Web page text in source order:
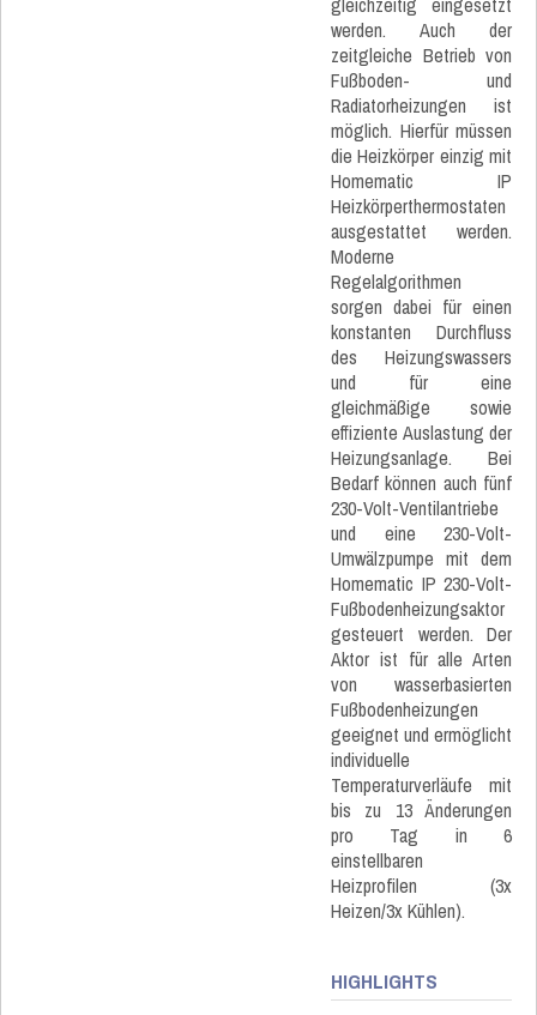
werden. Auch der
zeitgleiche Betrieb von
Fußboden- und
Radiatorheizungen ist
möglich. Hierfür müssen
die Heizkörper einzig mit
Homematic IP
Heizkörperthermostaten
ausgestattet werden.
Moderne
Regelalgorithmen
sorgen dabei für einen
konstanten Durchfluss
des Heizungswassers
und für eine
gleichmäßige sowie
effiziente Auslastung der
Heizungsanlage. Bei
Bedarf können auch fünf
230-Volt-Ventilantriebe
und eine 230-Volt-
Umwälzpumpe mit dem
Homematic IP 230-Volt-
Fußbodenheizungsaktor
gesteuert werden. Der
Aktor ist für alle Arten
von wasserbasierten
Fußbodenheizungen
geeignet und ermöglicht
individuelle
Temperaturverläufe mit
bis zu 13 Änderungen
pro Tag in 6
einstellbaren
Heizprofilen (3x
Heizen/3x Kühlen).
HIGHLIGHTS